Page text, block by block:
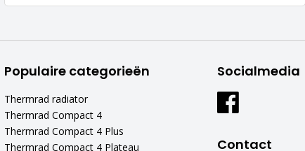
Populaire categorieën
Thermrad radiator
Thermrad Compact 4
Thermrad Compact 4 Plus
Thermrad Compact 4 Plateau
Socialmedia
Contact